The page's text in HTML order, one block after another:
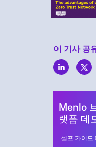
이 기사 공
Menlo
랫폼 데
셀프 가이드